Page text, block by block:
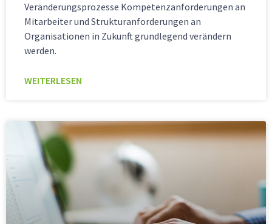
Veränderungsprozesse Kompetenzanforderungen an
Mitarbeiter und Strukturanforderungen an
Organisationen in Zukunft grundlegend verändern
werden.
WEITERLESEN